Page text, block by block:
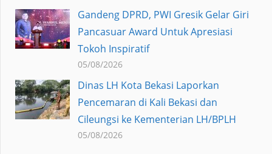
Gandeng DPRD, PWI Gresik Gelar Giri
Pancasuar Award Untuk Apresiasi
Tokoh Inspiratif
05/08/2026
Dinas LH Kota Bekasi Laporkan
Pencemaran di Kali Bekasi dan
Cileungsi ke Kementerian LH/BPLH
05/08/2026